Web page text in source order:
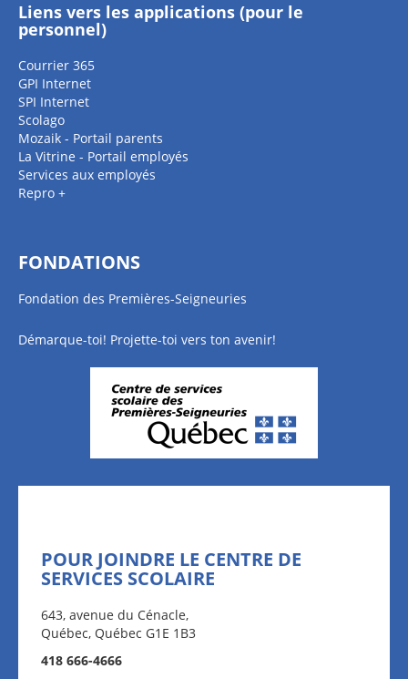
Liens vers les applications (pour le
personnel)
Courrier 365
GPI Internet
SPI Internet
Scolago
Mozaik - Portail parents
La Vitrine - Portail employés
Services aux employés
Repro +
FONDATIONS
Fondation des Premières-Seigneuries
Démarque-toi! Projette-toi vers ton avenir!
POUR JOINDRE LE CENTRE DE
SERVICES SCOLAIRE
643, avenue du Cénacle,
Québec, Québec G1E 1B3
418 666-4666